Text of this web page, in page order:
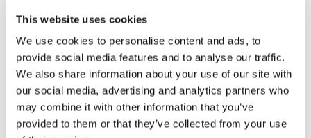
This website uses cookies
We use cookies to personalise content and ads, to
provide social media features and to analyse our traffic.
We also share information about your use of our site with
our social media, advertising and analytics partners who
may combine it with other information that you’ve
provided to them or that they’ve collected from your use
Nombre*
Correo electrónico *